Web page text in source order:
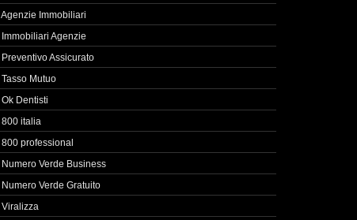
Agenzie Immobiliari
Immobiliari Agenzie
Preventivo Assicurato
Tasso Mutuo
Ok Dentisti
800 italia
800 professional
Numero Verde Business
Numero Verde Gratuito
Viralizza